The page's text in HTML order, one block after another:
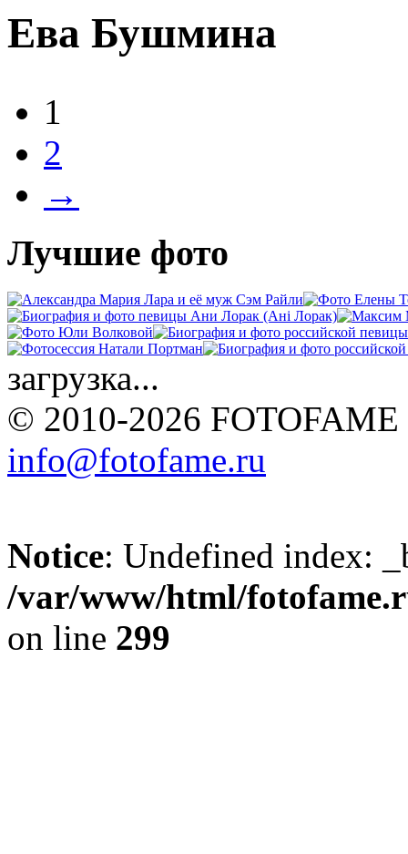
Ева Бушмина
1
2
→
Лучшие фото
загрузка...
© 2010-2026 FOTOFAME
info@fotofame.ru
Notice: Undefined index:
/var/www/html/
on line 299